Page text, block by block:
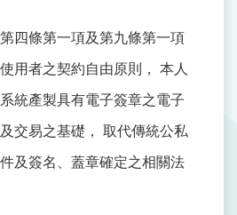
四條第一項及第九條第一項
用者之契約自由原則， 本人
統產製具有電子簽章之電子
交易之基礎， 取代傳統公私
及簽名、蓋章確定之相關法